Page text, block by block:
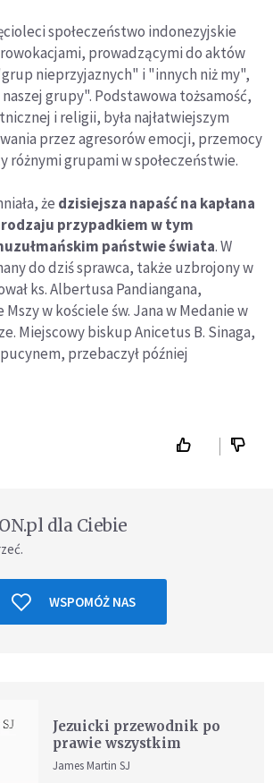
społeczeństwo indonezyjskie
prowadzącymi do aktów
nieprzyjaznych" i "innych niż my",
grupy". Podstawowa tożsamość,
i religii, była najłatwiejszym
przez agresorów emocji, przemocy
różnymi grupami w społeczeństwie.
że dzisiejsza napaść na kapłana
przypadkiem w tym
państwie świata. W
do dziś sprawca, także uzbrojony w
ks. Albertusa Pandiangana,
Mszy w kościele św. Jana w Medanie w
Miejscowy biskup Anicetus B. Sinaga,
przebaczył później
dla Ciebie
WSPOMÓŻ NAS
Jezuicki przewodnik po
prawie wszystkim
James Martin SJ